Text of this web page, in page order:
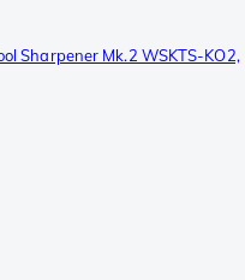
Sharpener Mk.2 WSKTS-KO2,